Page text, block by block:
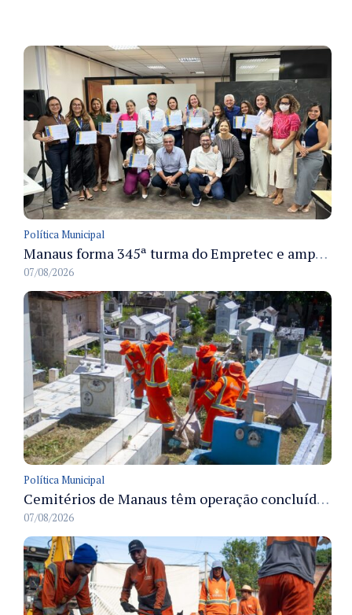
Política Municipal
Manaus forma 345ª turma do Empretec e amplia qualificação de empreendedores na cidade
07/08/2026
Política Municipal
Cemitérios de Manaus têm operação concluída e estrutura pronta para receber famílias no Dia dos Pais
07/08/2026